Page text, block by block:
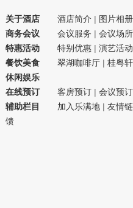
关于酒店 酒店简介 | 图片相册
商务会议
会议服务 | 会议场所
特惠活动
特别优惠| 演艺活动
餐饮美食
翠湖咖啡厅| 桂粤
休闲娱乐
在线预订
客房预订| 会议预订
辅助栏目
加入乐满地| 友情
馈